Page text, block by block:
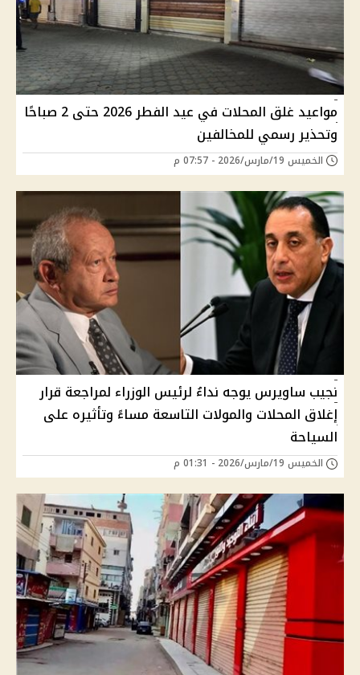
مواعيد غلق المحلات في عيد الفطر 2026 حتى 2 صباحًا
وتحذير رسمي للمخالفين
الخميس 19/مارس/2026 - 07:57 م
نجيب ساويرس يوجه نداءُ لرئيس الوزراء لمراجعة قرار
إغلاق المحلات والمولات التاسعة مساءً وتأثيره على
السياحة
الخميس 19/مارس/2026 - 01:31 م